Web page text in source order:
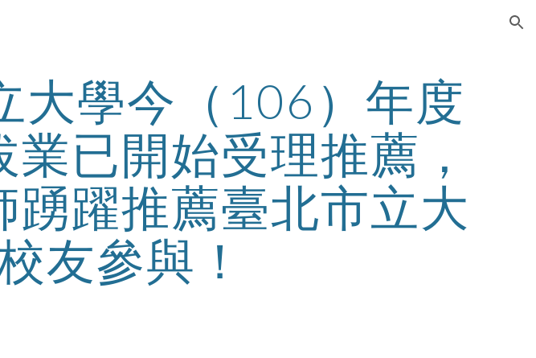
大學今（106）年度
已開始受理推薦，
踴躍推薦臺北市立大
友參與！